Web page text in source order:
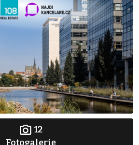
12
Fotogalerie